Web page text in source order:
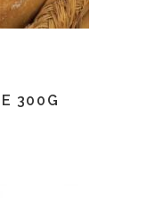
300G